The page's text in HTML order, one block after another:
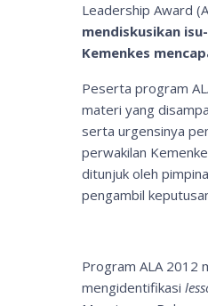
Leadership Award
mendiskusikan
Kemenkes
Peserta program
materi yang
serta urgensinya
perwakilan
ditunjuk oleh
pengambil
Program ALA 2012
mengidentifikasi